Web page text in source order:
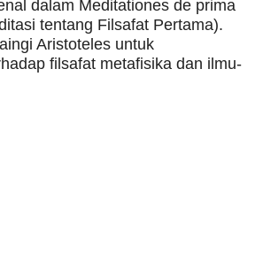
dalam Meditationes de prima
tentang Filsafat Pertama).
Aristoteles untuk
filsafat metafisika dan ilmu-